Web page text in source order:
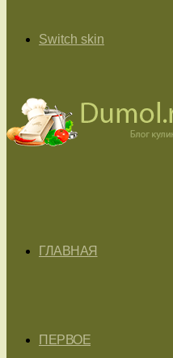
Switch skin
ГЛАВНАЯ
ПЕРВОЕ